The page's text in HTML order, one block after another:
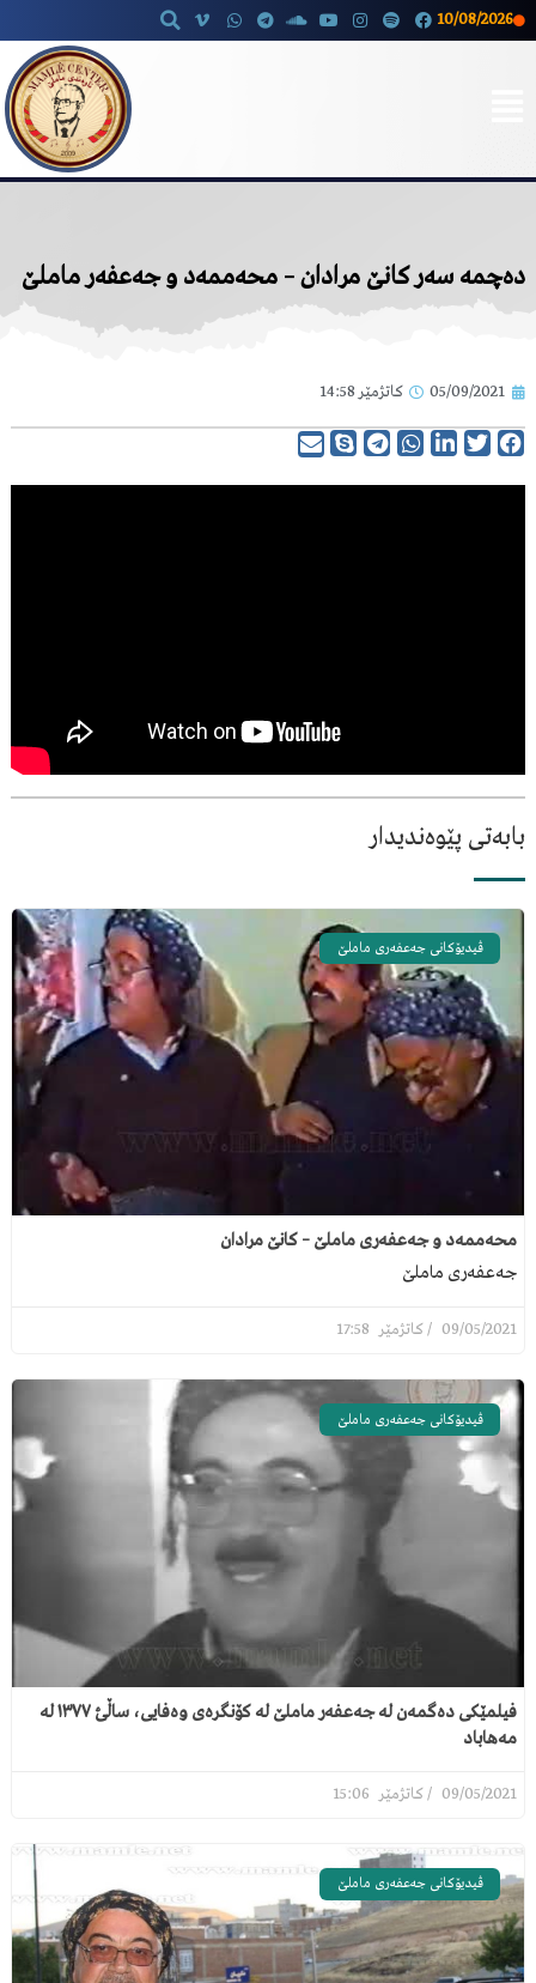
10/08/2026
دەچمە سەر کانێ مرادان – محەممەد و جەعفەر ماملێ
05/09/2021 کاتژمێر 14:58
بابەتی پێوەندیدار
ڤیدیۆکانی جەعفەری ماملێ
محەممەد و جەعفەری ماملێ – کانێ مرادان
جەعفەری ماملێ
09/05/2021
ڤیدیۆکانی جەعفەری ماملێ
فیلمێکی دەگمەن لە جەعفەر ماملێ لە کۆنگرەی وەفایی، ساڵئ ١٣٧٧ لە
مەهاباد
09/05/2021
ڤیدیۆکانی جەعفەری ماملێ